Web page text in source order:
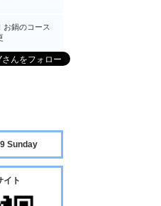
お鍋のコース
Sunday
イト